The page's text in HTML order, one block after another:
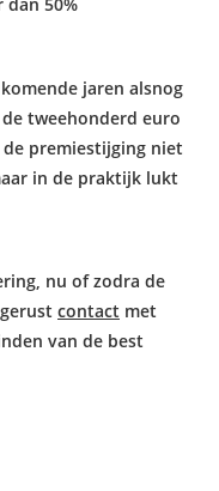
jaren alsnog
tweehonderd euro
premiestijging niet
in de praktijk lukt
nu of zodra de
contact met
van de best